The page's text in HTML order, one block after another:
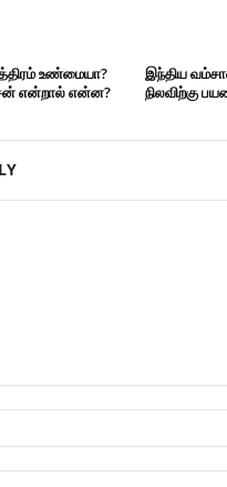
உண்மையா?
என்றால் என்ன?
இந்திய
நிலவிற்கு